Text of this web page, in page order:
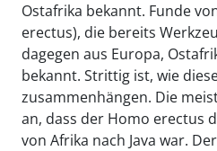
Ostafrika bekannt. Funde
erectus), die bereits
dagegen aus Europa,
bekannt. Strittig ist, wie
zusammenhängen. Die
an, dass der Homo erectus
von Afrika nach Java war.